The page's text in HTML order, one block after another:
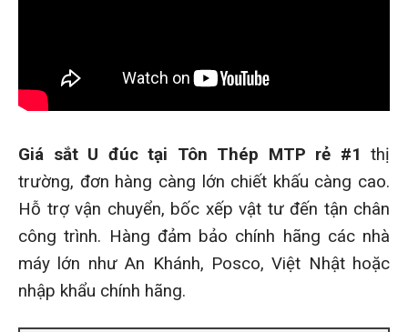
Giá sắt U đúc tại Tôn Thép MTP rẻ #1 thị
trường, đơn hàng càng lớn chiết khấu càng cao.
Hỗ trợ vận chuyển, bốc xếp vật tư đến tận chân
công trình. Hàng đảm bảo chính hãng các nhà
máy lớn như An Khánh, Posco, Việt Nhật hoặc
nhập khẩu chính hãng.